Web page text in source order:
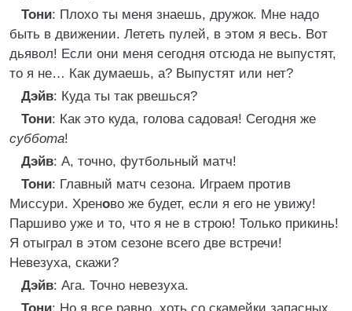
Тони: Плохо ты меня знаешь, дружок. Мне надо
быть в движении. Лететь пулей, в этом я весь. Вот
дьявол! Если они меня сегодня отсюда не выпустят,
то я не… Как думаешь, а? Выпустят или нет?
Дэйв: Куда ты так рвешься?
Тони: Как это куда, голова садовая! Сегодня же
суббота!
Дэйв: А, точно, футбольный матч!
Тони: Главный матч сезона. Играем против
Миссури. Хреново же будет, если я его не увижу!
Паршиво уже и то, что я не в строю! Только прикинь!
Я отыграл в этом сезоне всего две встречи!
Невезуха, скажи?
Дэйв: Ага. Точно невезуха.